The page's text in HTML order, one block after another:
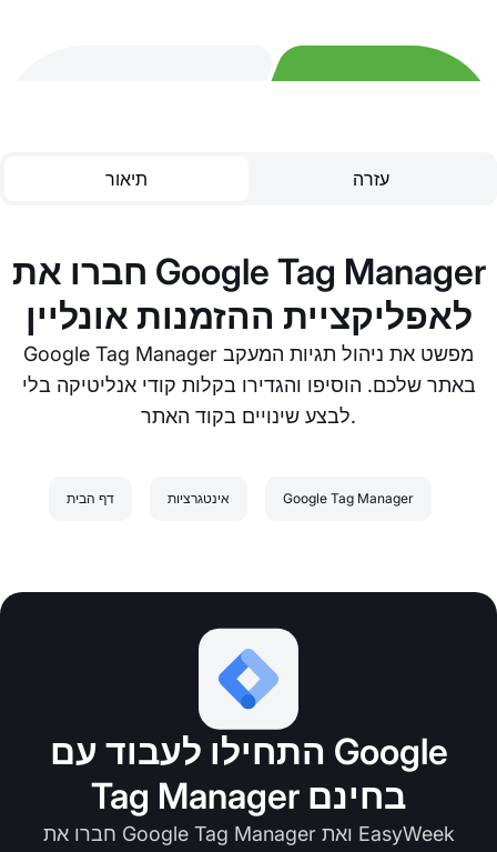
תיאור עזרה
חברו את Google Tag Manager
לאפליקציית ההזמנות אונליין
Google Tag Manager מפשט את ניהול תגיות המעקב
באתר שלכם. הוסיפו והגדירו בקלות קודי אנליטיקה בלי
לבצע שינויים בקוד האתר.
דף הבית אינטגרציות Google Tag Manager
התחילו לעבוד עם Google
Tag Manager בחינם
חברו את Google Tag Manager ואת EasyWeek